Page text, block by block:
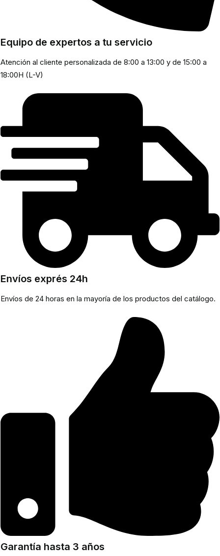
Equipo de expertos a tu servicio
Atención al cliente personalizada de 8:00 a 13:00 y de 15:00 a
18:00H (L-V)
Envíos exprés 24h
Envíos de 24 horas en la mayoría de los productos del catálogo.
Garantía hasta 3 años